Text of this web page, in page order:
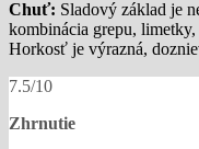
Chuť: Sladový základ je
kombinácia grepu,
Horkosť je výrazná,
7.5/10
Zhrnutie